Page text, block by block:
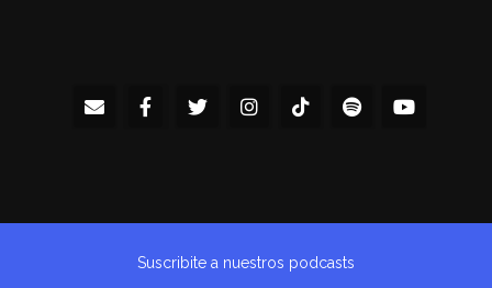
Suscribite a nuestros podcasts